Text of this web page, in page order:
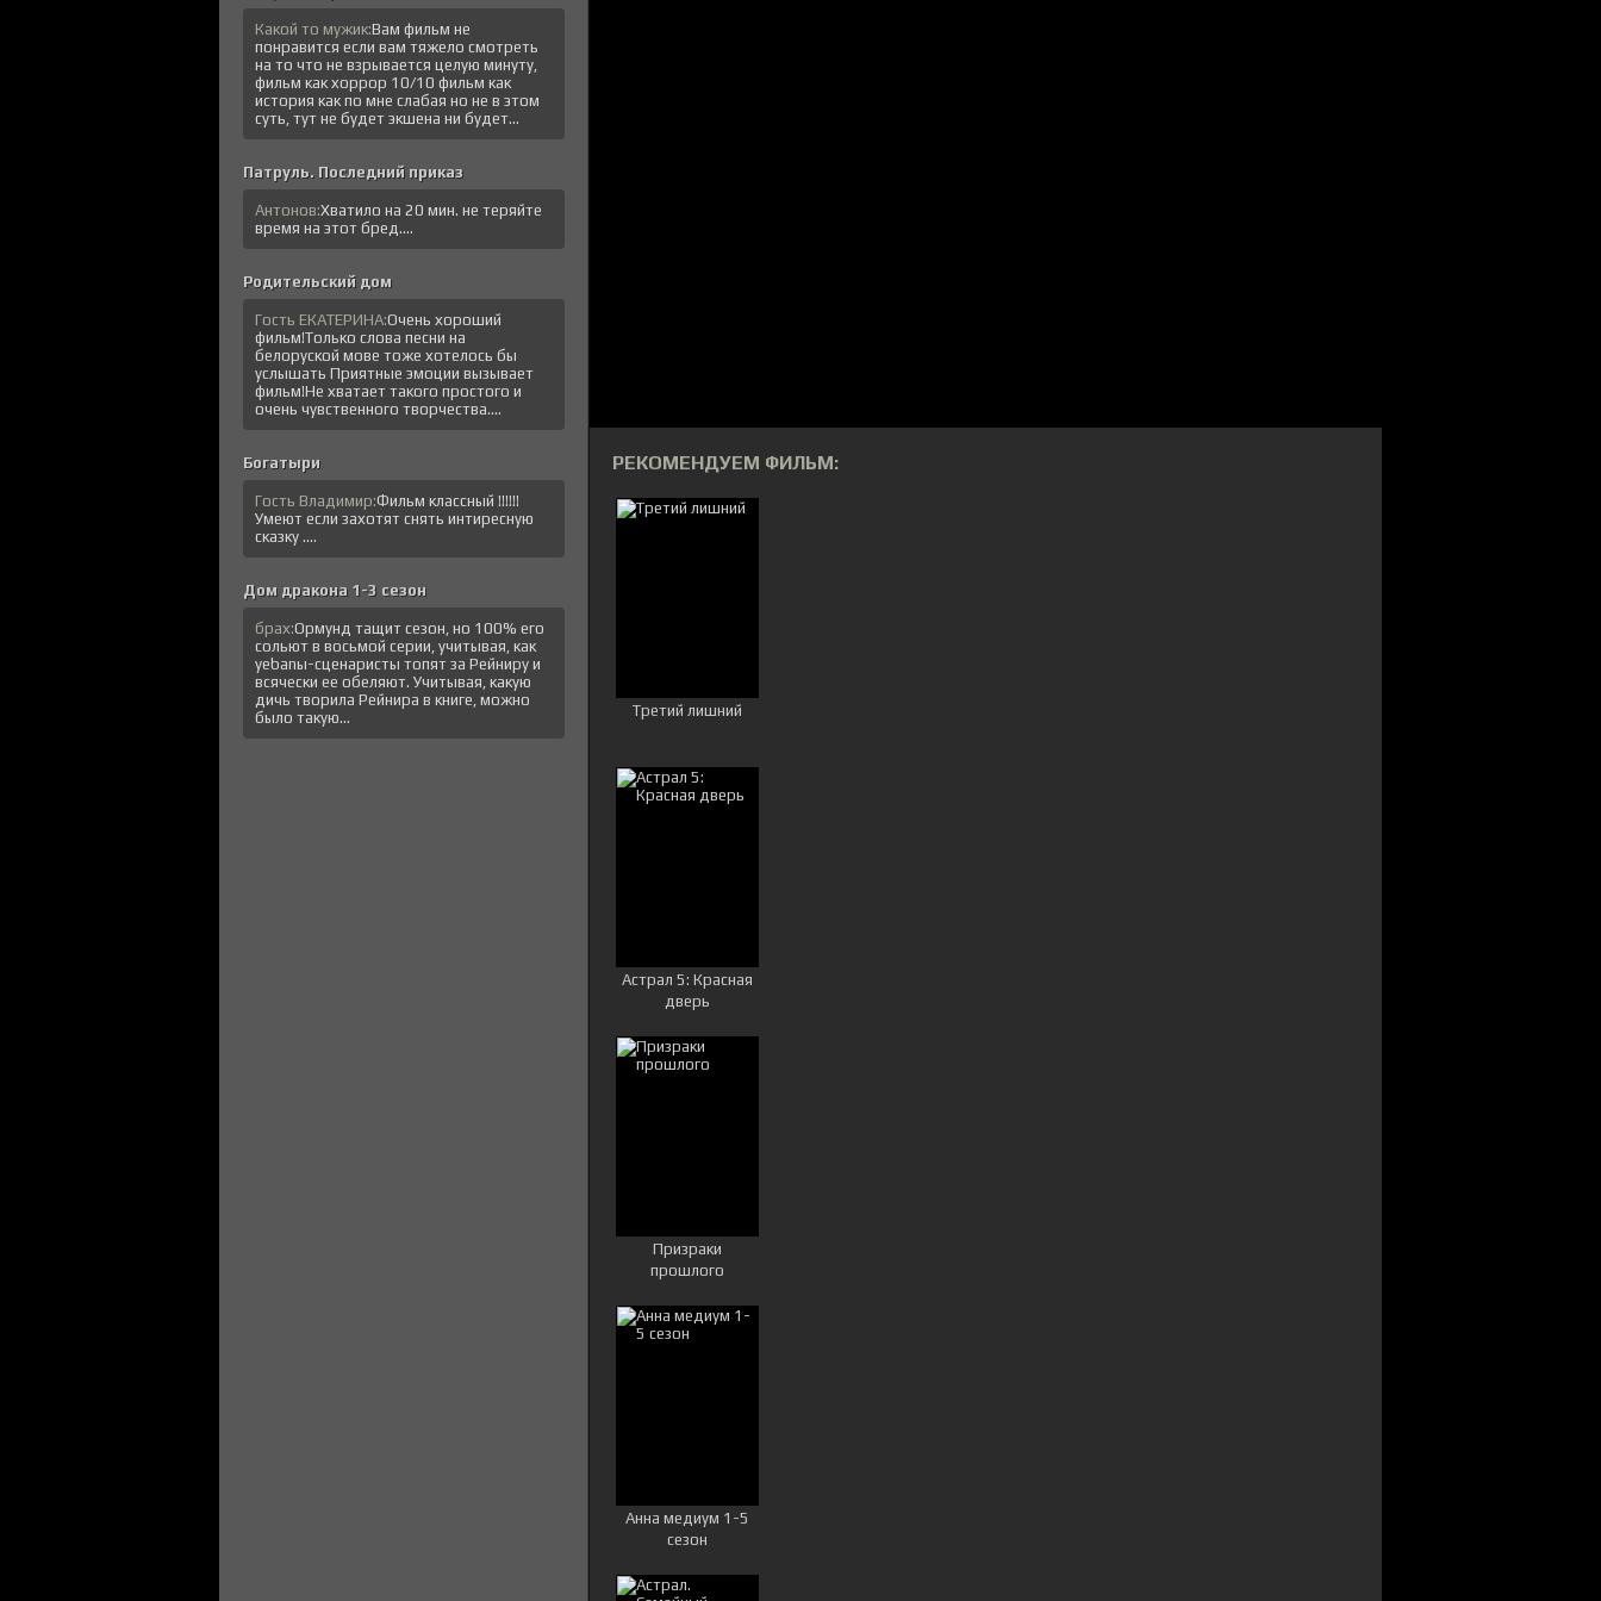
РЕКОМЕНДУЕМ ФИЛЬМ:
Третий лишний
Астрал 5: Красная
дверь
Призраки
прошлого
Анна медиум 1-5
сезон
Какой то мужик:Вам фильм не
понравится если вам тяжело смотреть
на то что не взрывается целую минуту,
фильм как хоррор 10/10 фильм как
история как по мне слабая но не в этом
суть, тут не будет экшена ни будет...
Патруль. Последний приказ
Антонов:Хватило на 20 мин. не теряйте
время на этот бред....
Родительский дом
Гость ЕКАТЕРИНА:Очень хороший
фильм!Только слова песни на
белоруской мове тоже хотелось бы
услышать Приятные эмоции вызывает
фильм!Не хватает такого простого и
очень чувственного творчества....
Богатыри
Гость Владимир:Фильм классный !!!!!!
Умеют если захотят снять интиресную
сказку ....
Дом дракона 1-3 сезон
брах:Ормунд тащит сезон, но 100% его
сольют в восьмой серии, учитывая, как
уеbanы-сценаристы топят за Рейниру и
всячески ее обеляют. Учитывая, какую
дичь творила Рейнира в книге, можно
было такую...